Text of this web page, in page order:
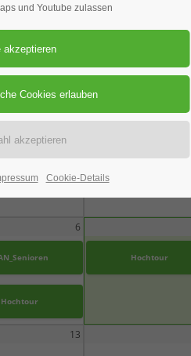
FREITAG
6
Hochtour
Hochtour
13
und Youtube zulassen
Cookie-Details